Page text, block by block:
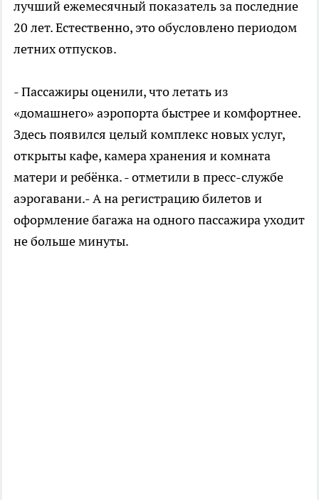
лучший ежемесячный показатель за последние
20 лет. Естественно, это обусловлено периодом
летних отпусков.
- Пассажиры оценили, что летать из
«домашнего» аэропорта быстрее и комфортнее.
Здесь появился целый комплекс новых услуг,
открыты кафе, камера хранения и комната
матери и ребёнка. - отметили в пресс-службе
аэрогавани.- А на регистрацию билетов и
оформление багажа на одного пассажира уходит
не больше минуты.